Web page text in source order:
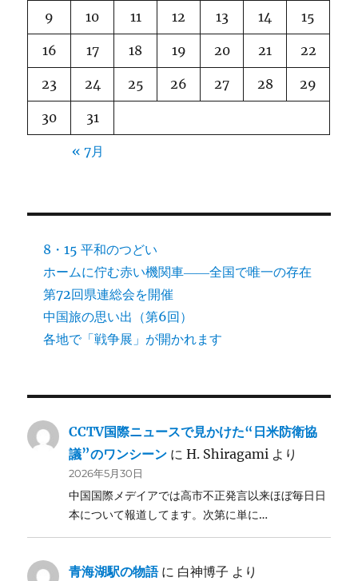
9 10 11 12 13 14 15
16 17 18 19 20 21 22
23 24 25 26 27 28 29
30 31
« 7月
8・15 平和のつどい
ホームに佇む赤い機関車――全国で唯一の存在
第72回県連総会を開催
中国旅の思い出（第6回）
各地で「戦争展」が開かれます
CCTV国際ニュースで見かけた“日米防衛協
議”のワンシーン にH. Shiragami より
2026年5月30日
中国国際メデイアでは高市不正発言以来ほぼ毎日日
本について報道してます。次第に単に…
青海湖駅の物語に 白神博子 より